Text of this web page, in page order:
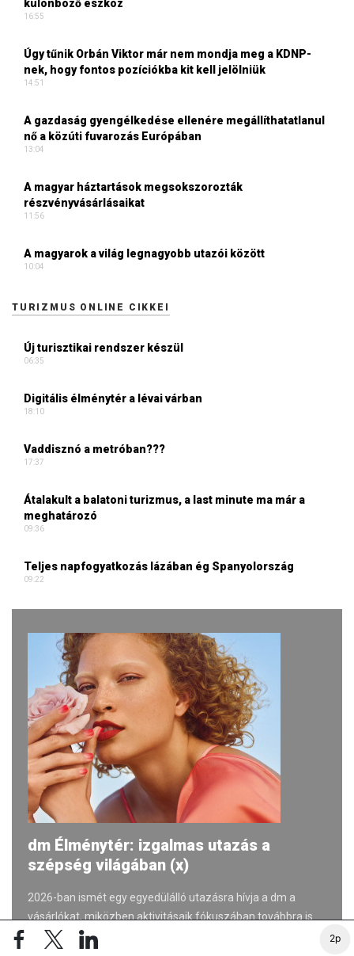
2p
különböző eszköz
16:55
Úgy tűnik Orbán Viktor már nem mondja meg a KDNP-
nek, hogy fontos pozíciókba kit kell jelölniük
14:51
A gazdaság gyengélkedése ellenére megállíthatatlanul
nő a közúti fuvarozás Európában
13:04
A magyar háztartások megsokszorozták
részvényvásárlásaikat
11:56
A magyarok a világ legnagyobb utazói között
10:04
TURIZMUS ONLINE CIKKEI
Új turisztikai rendszer készül
06:35
Digitális élménytér a lévai várban
18:10
Vaddisznó a metróban???
17:37
Átalakult a balatoni turizmus, a last minute ma már a
meghatározó
09:36
Teljes napfogyatkozás lázában ég Spanyolország
09:22
dm Élménytér: izgalmas utazás a
szépség világában (x)
2026-ban ismét egy egyedülálló utazásra hívja a dm a
vásárlókat, miközben aktivitásaik fókuszában továbbra is
az #egészenén gondolatisága áll.